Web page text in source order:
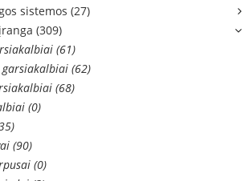
sistemos (27)
(309)
(61)
(62)
(68)
(0)
(90)
(0)